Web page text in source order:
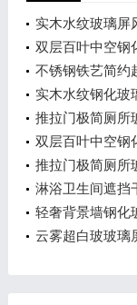
实木水纹玻璃屏
双层百叶中空钢
不锈钢铁艺简约
实木水纹钢化玻
推拉门极简厕所
双层百叶中空钢
推拉门极简厕所
淋浴卫生间遮挡
轻奢背景墙钢化
云雾超白玻玻璃